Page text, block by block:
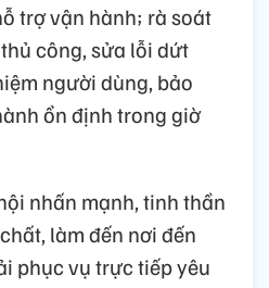
trợ vận hành; rà soát
công, sửa lỗi dứt
người dùng, bảo
ổn định trong giờ
nhấn mạnh, tinh thần
làm đến nơi đến
phục vụ trực tiếp yêu